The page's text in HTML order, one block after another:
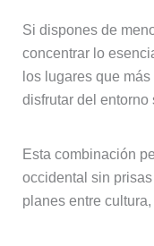
Si dispones de
concentrar lo
los lugares que
disfrutar del entorno
Esta combinación
occidental sin
planes entre